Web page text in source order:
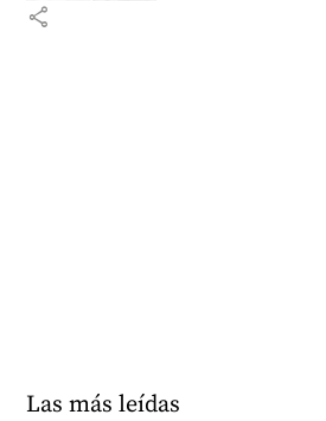
share
Las más leídas